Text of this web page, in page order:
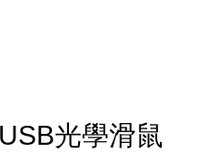
光學滑鼠